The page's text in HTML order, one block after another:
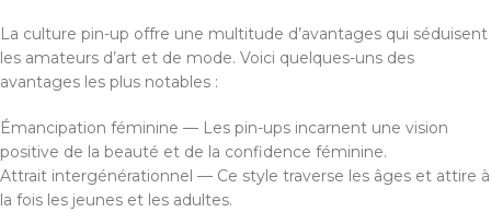
La culture pin-up offre une multitude d’avantages qui séduisent
les amateurs d’art et de mode. Voici quelques-uns des
avantages les plus notables :
Émancipation féminine — Les pin-ups incarnent une vision
positive de la beauté et de la confidence féminine.
Attrait intergénérationnel — Ce style traverse les âges et attire à
la fois les jeunes et les adultes.